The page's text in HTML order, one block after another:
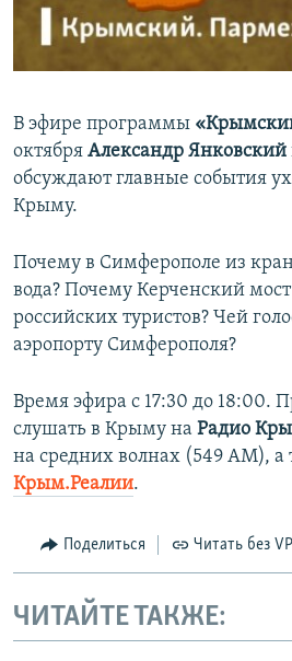
ПОБЕДИТЕЛЕЙ НЕ СУДЯТ?
УКРАИНСКАЯ ПРОБЛЕМА КРЫМА
ПРИСОЕДИНЯЙТЕСЬ!
Все сайты RFE/RL
В эфире программы
октября Александр Янковский
обсуждают главные события
Крыму.
Почему в Симферополе из
вода? Почему Керченский
российских туристов? Чей
аэропорту Симферополя?
Время эфира с 17:30 до 18:00.
слушать в Крыму на Радио
на средних волнах (549 АМ), а
Крым.Реалии.
Поделиться Читать без
ЧИТАЙТЕ ТАКЖЕ: